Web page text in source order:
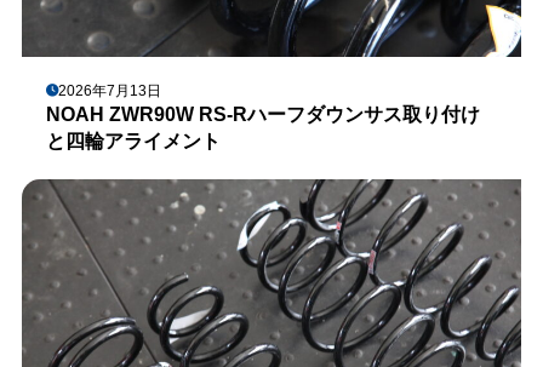
2026年7月13日
NOAH ZWR90W RS-Rハーフダウンサス取り付け
と四輪アライメント